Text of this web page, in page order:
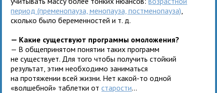
период (пременопауза, менопауза, постменопауза)
сколько было беременностей и т. д.
— Какие существуют программы омоложения?
— В общепринятом понятии таких программ
не существует. Для того чтобы получить стойкий
результат, этим необходимо заниматься
на протяжении всей жизни. Нет какой-то одной
«волшебной» таблетки отстарости...